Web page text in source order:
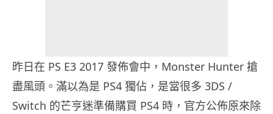
昨日在 PS E3 2017 發佈會中，Monster Hunter 搶
盡風頭。滿以為是 PS4 獨佔，是當很多 3DS /
Switch 的芒亨迷準備購買 PS4 時，官方公佈原來除